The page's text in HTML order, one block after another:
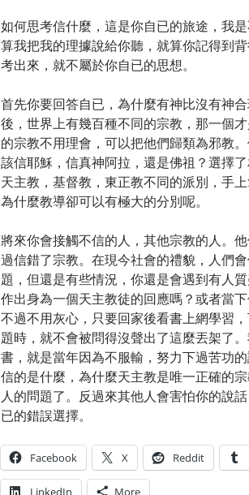
如何思考信什麼，這是你自已的旅途，我
算我把我的理據說給你聽，就算你記得到
考出來，就不屬於你自已的思想。
首先你要回答自已，為什麼有神比沒有神
後，世界上有幾百種不同的宗教，那一個
的宗教不用理會，可以把他們歸類為邪教
該信耶穌，信真神阿拉，還是佛祖？選擇
天主教，基督教，東正教不同的派別，手
為什麼教導卻可以有極大的分別呢。
將來你會接觸不信的人，其他宗教的人。
過信錯了宗教。在現今社會的禮貌，人們
題，但還是有些情況，你還是會遇到有人
作出身為一個天主教徒的回應嗎？或者當下
不過不用灰心，只要回家後看書上網學習
題時，就不會被問得沒聲出了這麼丟架了
書，就是當年因為不服輸，努力下過苦功
信的是什麼，為什麼天主教是唯一正確的
人的問題了。反過來其他人會害怕你的說
已的錯誤選擇。
Facebook X Reddit
LinkedIn More